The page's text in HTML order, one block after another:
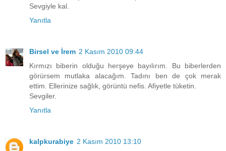
Sevgiyle kal.
Yanıtla
Birsel ve İrem 2 Kasım 2010 09:44
Kırmızı biberin olduğu herşeye bayılırım. Bu biberlerden
görürsem mutlaka alacağım. Tadını ben de çok merak
ettim. Ellerinize sağlık, görüntü nefis. Afiyetle tüketin.
Sevgiler.
Yanıtla
kalpkurabiye 2 Kasım 2010 13:10